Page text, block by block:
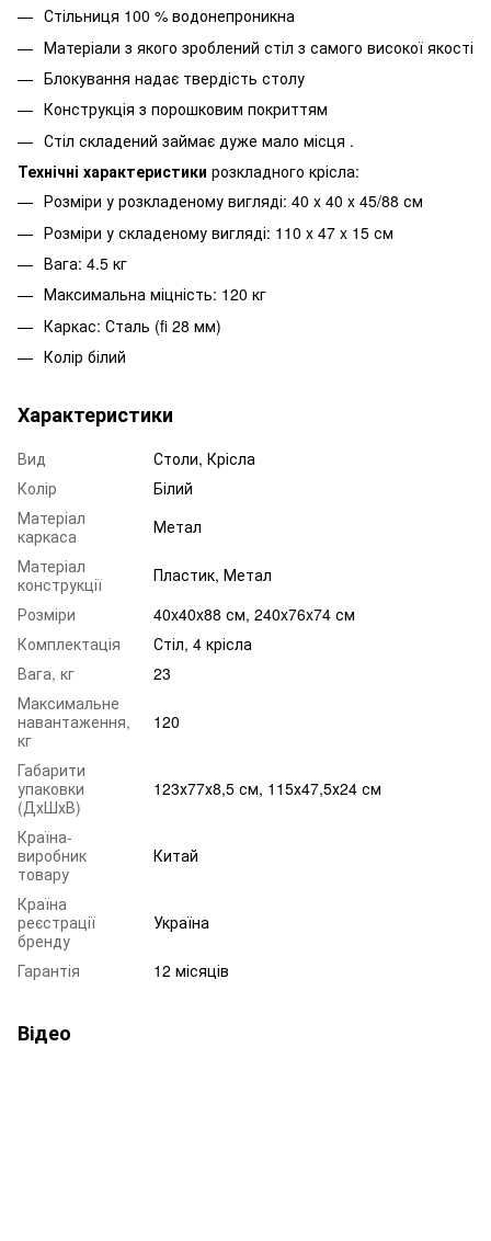
Стільниця 100 % водонепроникна
Матеріали з якого зроблений стіл з самого високої якості
Блокування надає твердість столу
Конструкція з порошковим покриттям
Стіл складений займає дуже мало місця .
Технічні характеристики розкладного крісла:
Розміри у розкладеному вигляді: 40 x 40 x 45/88 см
Розміри у складеному вигляді: 110 x 47 x 15 см
Вага: 4.5 кг
Максимальна міцність: 120 кг
Каркас: Сталь (fi 28 мм)
Колір білий
Характеристики
Вид
Столи, Крісла
Колір
Білий
Матеріал
каркаса
Метал
Матеріал
конструкції
Пластик, Метал
Розміри
40x40x88 см, 240x76x74 см
Комплектація
Стіл, 4 крісла
Вага, кг
23
Максимальне
навантаження,
кг
120
Габарити
упаковки
(ДхШхВ)
123х77х8,5 см, 115х47,5х24 см
Країна-
виробник
товару
Китай
Країна
реєстрації
бренду
Україна
Гарантія 12 місяців
Відео